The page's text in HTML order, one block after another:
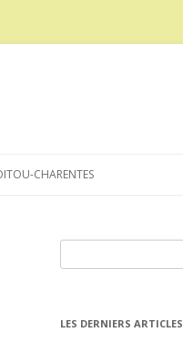
CHARENTES
LES DERNIERS ARTICLES